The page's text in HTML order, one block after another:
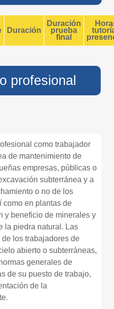
Duración
Duración
prueba
final
profesional
como trabajador
de mantenimiento de
empresas, públicas o
subterránea y a
o no de los
como en plantas de
y beneficio de minerales y
la piedra natural. Las
de los trabajadores de
abierto o subterráneas,
generales de
de su puesto de trabajo,
de la